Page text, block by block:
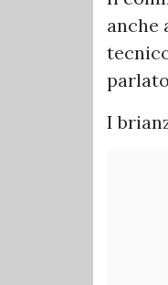
anche
I